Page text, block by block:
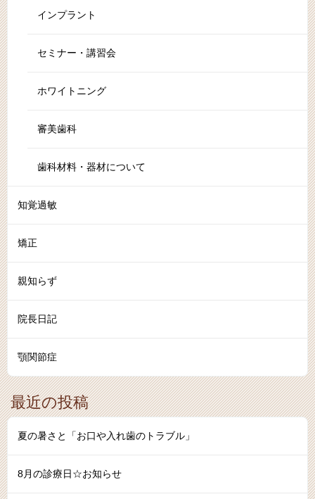
インプラント
セミナー・講習会
ホワイトニング
審美歯科
歯科材料・器材について
知覚過敏
矯正
親知らず
院長日記
顎関節症
最近の投稿
夏の暑さと「お口や入れ歯のトラブル」
8月の診療日☆お知らせ